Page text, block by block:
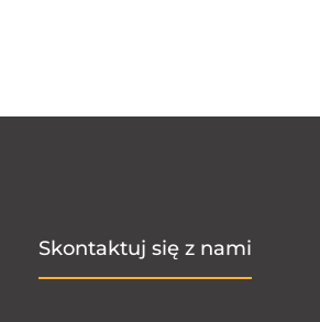
Skontaktuj się z nami